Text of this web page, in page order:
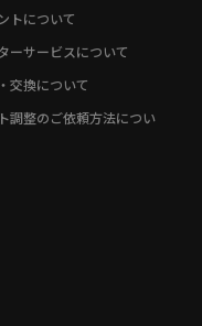
トについて
ーサービスについて
交換について
調整のご依頼方法につい